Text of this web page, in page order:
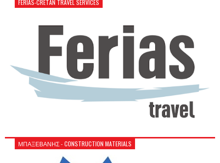
FERIAS-CRETAN TRAVEL SERVICES
ΜΠΑΞΕΒΑΝΗΣ - CONSTRUCTION MATERIALS